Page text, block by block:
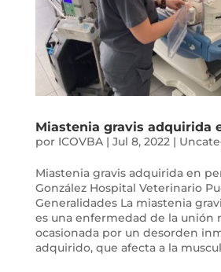
Miastenia gravis adquirida
por ICOVBA| Jul 8, 2022 |
Miastenia gravis adquirida en
González Hospital Veterinario
Generalidades La miastenia
es una enfermedad de la unión
ocasionada por un desorden
adquirido, que afecta a la